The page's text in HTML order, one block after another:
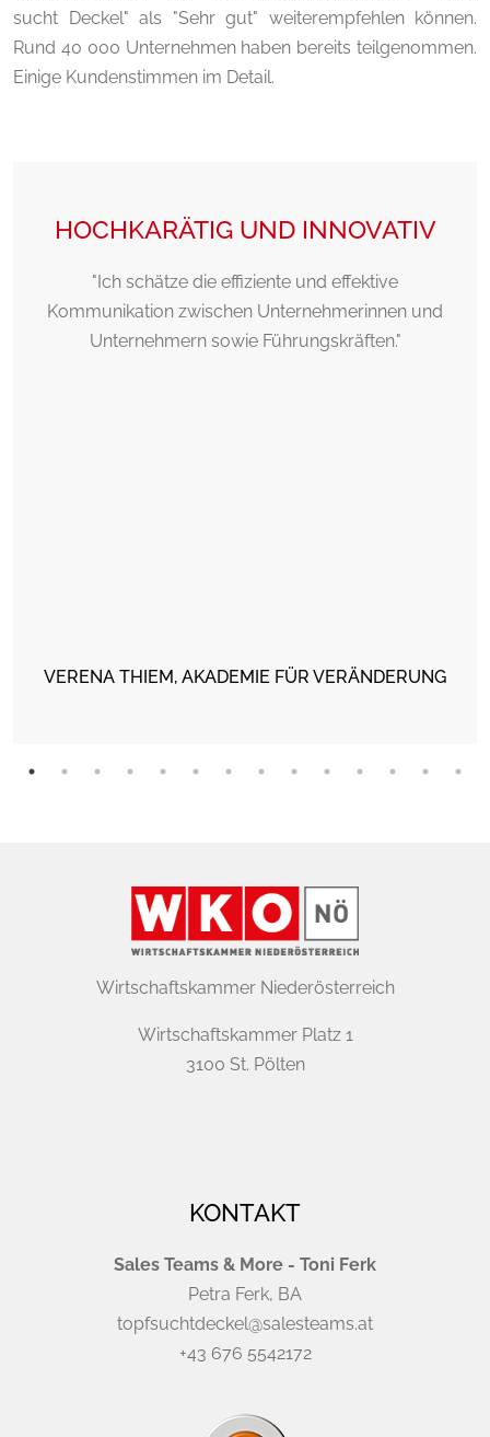
sucht Deckel" als "Sehr gut" weiterempfehlen können.
Rund 40 000 Unternehmen haben bereits teilgenommen.
Einige Kundenstimmen im Detail.
HOCHKARÄTIG UND INNOVATIV
"Ich schätze die effiziente und effektive
Kommunikation zwischen Unternehmerinnen und
Unternehmern sowie Führungskräften."
VERENA THIEM, AKADEMIE FÜR VERÄNDERUNG
Wirtschaftskammer Niederösterreich
Wirtschaftskammer Platz 1
3100 St. Pölten
KONTAKT
Sales Teams & More - Toni Ferk
Petra Ferk, BA
topfsuchtdeckel@salesteams.at
+43 676 5542172